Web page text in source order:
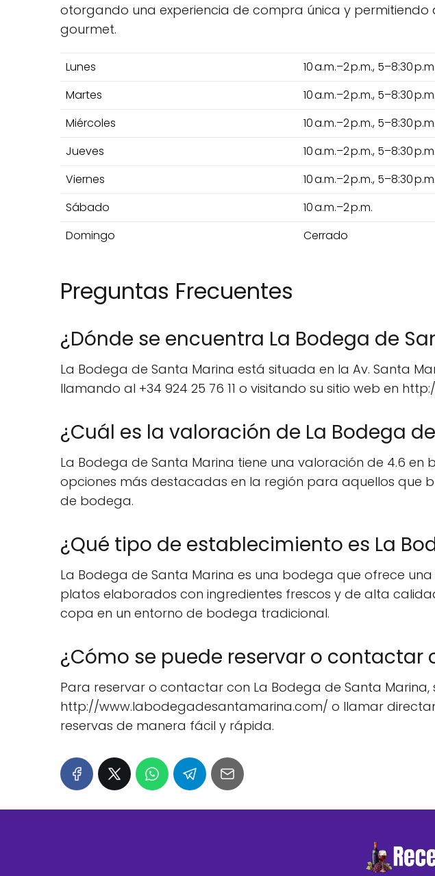
otorgando una experiencia de compra única y
gourmet.
Lunes
10 a.m.–2 p.m., 5–8:30 p.m.
Martes
10 a.m.–2 p.m., 5–8:30 p.m.
Miércoles
10 a.m.–2 p.m., 5–8:30 p.m.
Jueves
10 a.m.–2 p.m., 5–8:30 p.m.
Viernes
10 a.m.–2 p.m., 5–8:30 p.m.
Sábado
10 a.m.–2 p.m.
Domingo
Cerrado
Preguntas Frecuentes
¿Dónde se encuentra La Bodega de
La Bodega de Santa Marina está situada en la Av. Santa
llamando al +34 924 25 76 11 o visitando su sitio web en
¿Cuál es la valoración de La Bodega
La Bodega de Santa Marina tiene una valoración de 4.6 en
opciones más destacadas en la región para aquellos que
de bodega.
¿Qué tipo de establecimiento es La
La Bodega de Santa Marina es una bodega que ofrece
platos elaborados con ingredientes frescos y de alta
copa en un entorno de bodega tradicional.
¿Cómo se puede reservar o contactar
Para reservar o contactar con La Bodega de Santa Marina,
http://www.labodegadesantamarina.com/ o llamar
reservas de manera fácil y rápida.